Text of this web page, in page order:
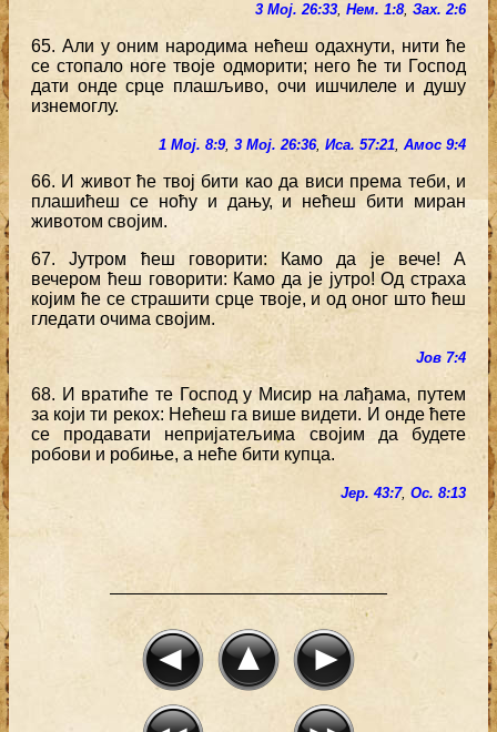
3 Мој. 26:33, Нем. 1:8, Зах. 2:6
65. Али у оним народима нећеш одахнути, нити ће
се стопало ноге твоје одморити; него ће ти Господ
дати онде срце плашљиво, очи ишчилеле и душу
изнемоглу.
1 Мој. 8:9, 3 Мој. 26:36, Иса. 57:21, Амос 9:4
66. И живот ће твој бити као да виси према теби, и
плашићеш се ноћу и дању, и нећеш бити миран
животом својим.
67. Јутром ћеш говорити: Камо да је вече! А
вечером ћеш говорити: Камо да је јутро! Од страха
којим ће се страшити срце твоје, и од оног што ћеш
гледати очима својим.
Јов 7:4
68. И вратиће те Господ у Мисир на лађама, путем
за који ти рекох: Нећеш га више видети. И онде ћете
се продавати непријатељима својим да будете
робови и робиње, а неће бити купца.
Јер. 43:7, Ос. 8:13